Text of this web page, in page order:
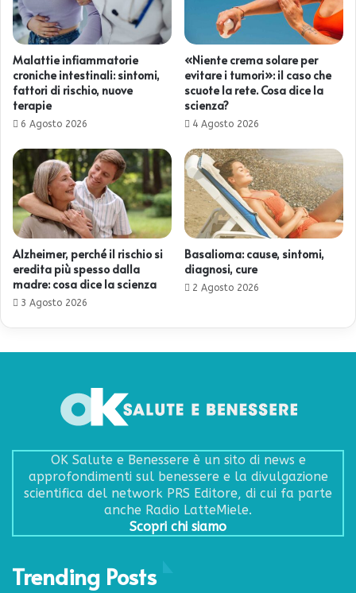
Malattie infiammatorie
croniche intestinali: sintomi,
fattori di rischio, nuove
terapie
6 Agosto 2026
«Niente crema solare per
evitare i tumori»: il caso che
scuote la rete. Cosa dice la
scienza?
4 Agosto 2026
Alzheimer, perché il rischio si
eredita più spesso dalla
madre: cosa dice la scienza
3 Agosto 2026
Basalioma: cause, sintomi,
diagnosi, cure
2 Agosto 2026
OK Salute e Benessere è un sito di news e
approfondimenti sul benessere e la divulgazione
scientifica del network PRS Editore, di cui fa parte
anche Radio LatteMiele.
Scopri chi siamo
Trending Posts